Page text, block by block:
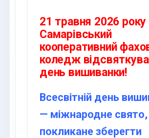
21 травня 2026 року
Самарівський
кооперативний
коледж
день вишиванки!
Всесвітній день
— міжнародне свято,
покликане зберегти